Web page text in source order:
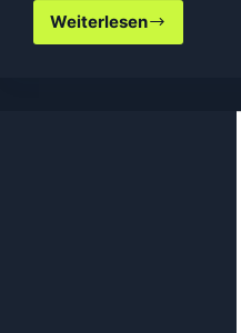
Weiterlesen
Chrome